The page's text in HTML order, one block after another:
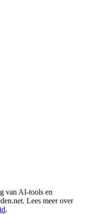
van AI-tools en
Lees meer over
.